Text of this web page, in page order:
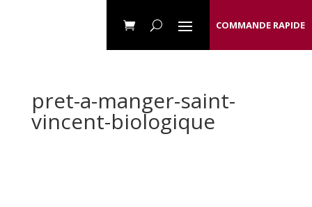
COMMANDE RAPIDE
pret-a-manger-saint-
vincent-biologique